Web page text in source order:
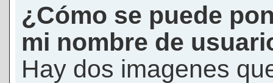
¿Cómo se puede
mi nombre de
Hay dos imagenes